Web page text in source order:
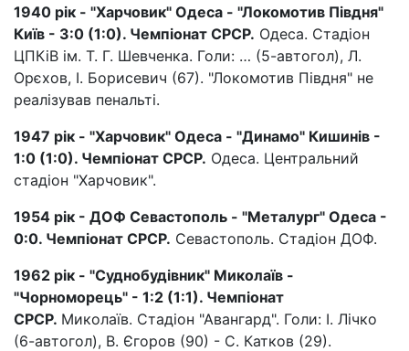
1940 рік - "Харчовик" Одеса - "Локомотив Півдня"
Київ - 3:0 (1:0). Чемпіонат СРСР. Одеса. Стадіон
ЦПКіВ ім. Т. Г. Шевченка. Голи: … (5-автогол), Л.
Орєхов, І. Борисевич (67). "Локомотив Півдня" не
реалізував пенальті.
1947 рік - "Харчовик" Одеса - "Динамо" Кишинів -
1:0 (1:0). Чемпіонат СРСР. Одеса. Центральний
стадіон "Харчовик".
1954 рік - ДОФ Севастополь - "Металург" Одеса -
0:0. Чемпіонат СРСР. Севастополь. Стадіон ДОФ.
1962 рік - "Суднобудівник" Миколаїв -
"Чорноморець" - 1:2 (1:1). Чемпіонат
СРСР. Миколаїв. Стадіон "Авангард". Голи: І. Лічко
(6-автогол), В. Єгоров (90) - С. Катков (29).